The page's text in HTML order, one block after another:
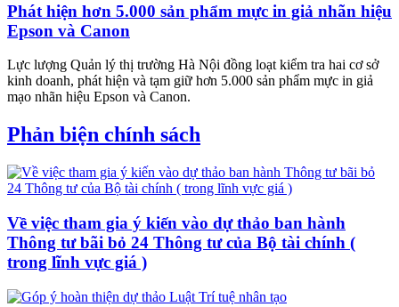
Phát hiện hơn 5.000 sản phẩm mực in giả nhãn hiệu
Epson và Canon
Lực lượng Quản lý thị trường Hà Nội đồng loạt kiểm tra hai cơ sở
kinh doanh, phát hiện và tạm giữ hơn 5.000 sản phẩm mực in giả
mạo nhãn hiệu Epson và Canon.
Phản biện chính sách
Về việc tham gia ý kiến vào dự thảo ban hành
Thông tư bãi bỏ 24 Thông tư của Bộ tài chính (
trong lĩnh vực giá )